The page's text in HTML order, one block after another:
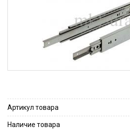
Артикул товара
Наличие товара